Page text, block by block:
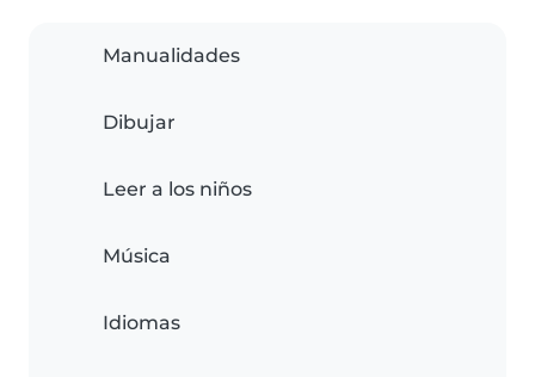
Manualidades
Dibujar
Leer a los niños
Música
Idiomas